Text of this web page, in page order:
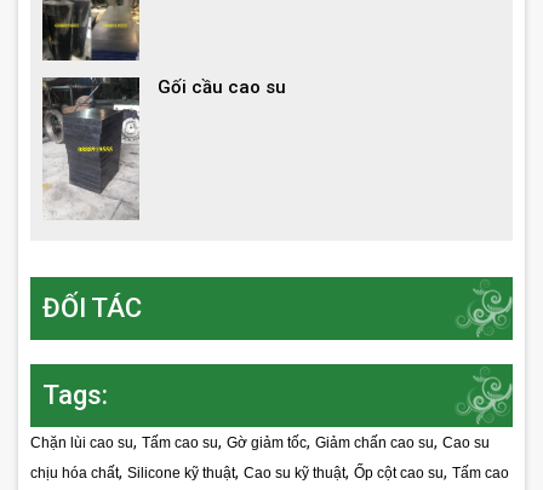
Gối cầu cao su
ĐỐI TÁC
Tags:
Chặn lùi cao su, Tấm cao su, Gờ giảm tốc, Giảm chấn cao su, Cao su
chịu hóa chất, Silicone kỹ thuật, Cao su kỹ thuật, Ốp cột cao su, Tấm cao